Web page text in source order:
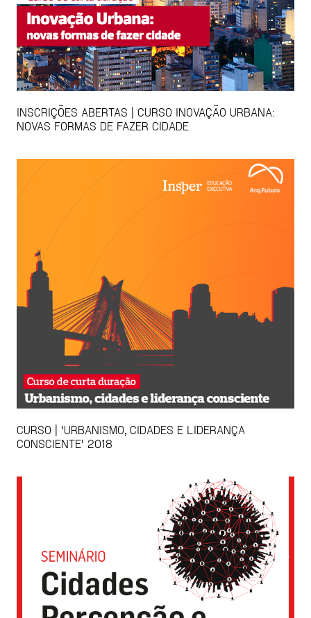
INSCRIÇÕES ABERTAS | CURSO INOVAÇÃO URBANA:
NOVAS FORMAS DE FAZER CIDADE
CURSO | 'URBANISMO, CIDADES E LIDERANÇA
CONSCIENTE' 2018